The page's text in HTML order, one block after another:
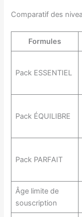
Comparatif des
Formules
Pack ESSENTIEL
Pack ÉQUILIBRE
Pack PARFAIT
Âge limite de
souscription